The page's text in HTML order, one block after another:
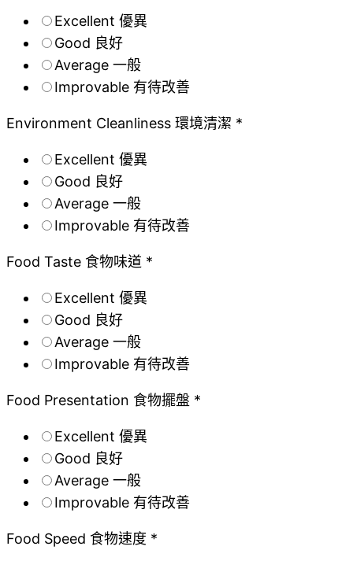
Excellent 優異
Good 良好
Average 一般
Improvable 有待改善
Environment Cleanliness 環境清潔 *
Excellent 優異
Good 良好
Average 一般
Improvable 有待改善
Food Taste 食物味道 *
Excellent 優異
Good 良好
Average 一般
Improvable 有待改善
Food Presentation 食物擺盤 *
Excellent 優異
Good 良好
Average 一般
Improvable 有待改善
Food Speed 食物速度 *